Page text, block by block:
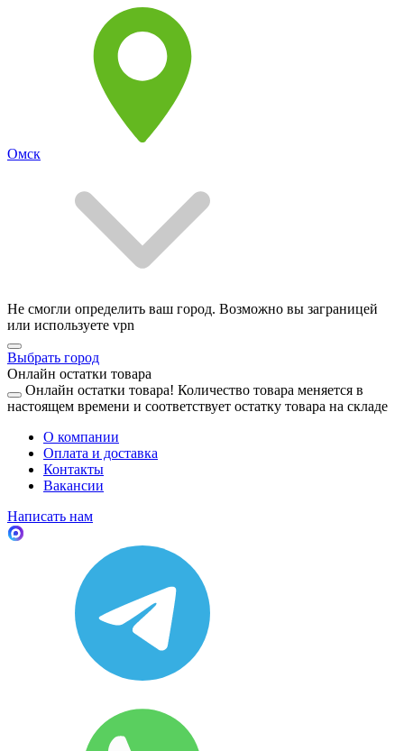
Омск
Не смогли определить ваш город. Возможно вы заграницей
или используете vpn
Выбрать город
Онлайн остатки товара
Онлайн остатки товара! Количество товара меняется в
настоящем времени и соответствует остатку товара на складе
О компании
Оплата и доставка
Контакты
Вакансии
Написать нам